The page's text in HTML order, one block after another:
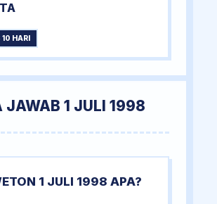
HARI
JAWAB 1 JULI 1998
1 JULI 1998 APA?